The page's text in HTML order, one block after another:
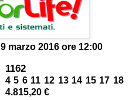
9 marzo 2016 ore 12:00
1162
4 5 6 11 12 13 14 15 17 18
4.815,20 €